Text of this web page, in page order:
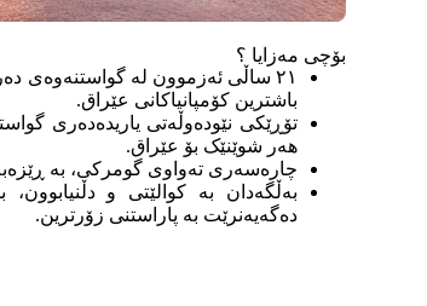
بۆچی مەزایا ؟
٢١ ساڵی ئەزموون لە گواستنەوەی
باشترین کۆمپانیاکانی عێراق.
تۆڕێکی نێودەوڵەتی یاریدەدەری
هەر شوێنێک بۆ عێراق.
چارەسەری تەواوی گومرکی، بە
بەڵگەدان بە کوالێتی و دڵنیابوون،
دەگەیەنرێت بە پاراستنی زۆرترین.